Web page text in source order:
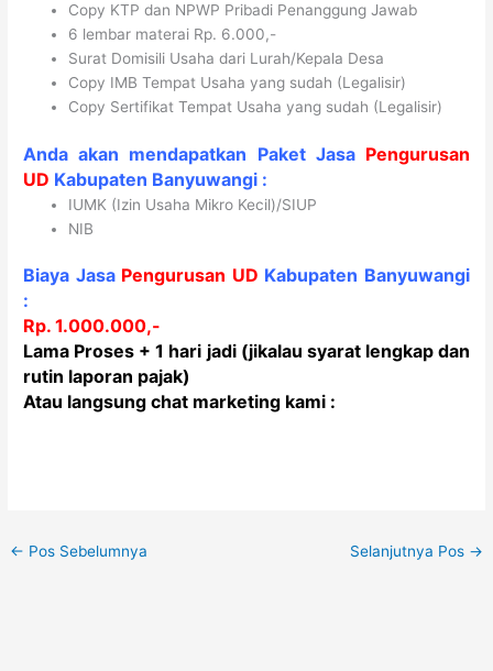
Copy KTP dan NPWP Pribadi Penanggung Jawab
6 lembar materai Rp. 6.000,-
Surat Domisili Usaha dari Lurah/Kepala Desa
Copy IMB Tempat Usaha yang sudah (Legalisir)
Copy Sertifikat Tempat Usaha yang sudah (Legalisir)
Anda akan mendapatkan Paket Jasa Pengurusan
UD Kabupaten Banyuwangi :
IUMK (Izin Usaha Mikro Kecil)/SIUP
NIB
Biaya Jasa Pengurusan UD Kabupaten Banyuwangi
:
Rp. 1.000.000,-
Lama Proses + 1 hari jadi (jikalau syarat lengkap dan
rutin laporan pajak)
Atau langsung chat marketing kami :
← Pos Sebelumnya Selanjutnya Pos →